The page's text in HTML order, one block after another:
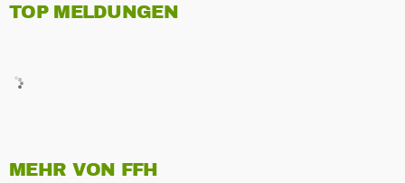
TOP MELDUNGEN
MEHR VON FFH